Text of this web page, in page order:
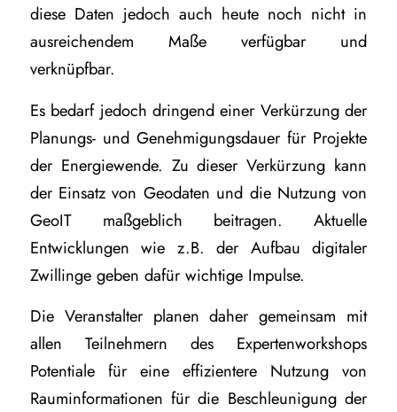
diese Daten jedoch auch heute noch nicht in
ausreichendem Maße verfügbar und
verknüpfbar.
Es bedarf jedoch dringend einer Verkürzung der
Planungs- und Genehmigungsdauer für Projekte
der Energiewende. Zu dieser Verkürzung kann
der Einsatz von Geodaten und die Nutzung von
GeoIT maßgeblich beitragen. Aktuelle
Entwicklungen wie z.B. der Aufbau digitaler
Zwillinge geben dafür wichtige Impulse.
Die Veranstalter planen daher gemeinsam mit
allen Teilnehmern des Expertenworkshops
Potentiale für eine effizientere Nutzung von
Rauminformationen für die Beschleunigung der